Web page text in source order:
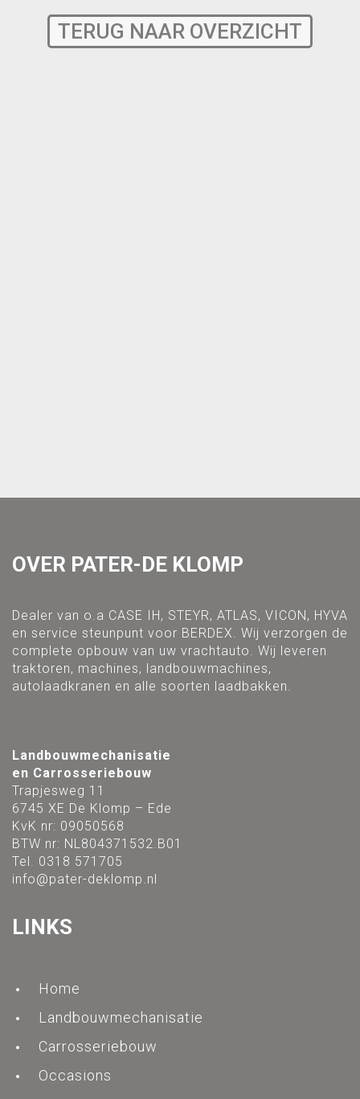
TERUG NAAR OVERZICHT
OVER PATER-DE KLOMP
Dealer van o.a CASE IH, STEYR, ATLAS, VICON, HYVA
en service steunpunt voor BERDEX. Wij verzorgen de
complete opbouw van uw vrachtauto. Wij leveren
traktoren, machines, landbouwmachines,
autolaadkranen en alle soorten laadbakken.
Landbouwmechanisatie
en Carrosseriebouw
Trapjesweg 11
6745 XE De Klomp – Ede
KvK nr: 09050568
BTW nr: NL804371532.B01
Tel. 0318 571705
info@pater-deklomp.nl
LINKS
Home
Landbouwmechanisatie
Carrosseriebouw
Occasions